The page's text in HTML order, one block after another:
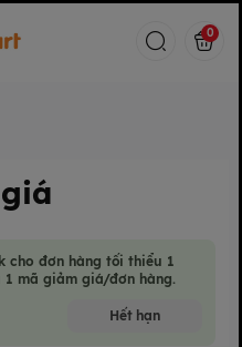
0
cho đơn hàng tối thiểu 1
1 mã giảm giá/đơn hàng.
Hết hạn